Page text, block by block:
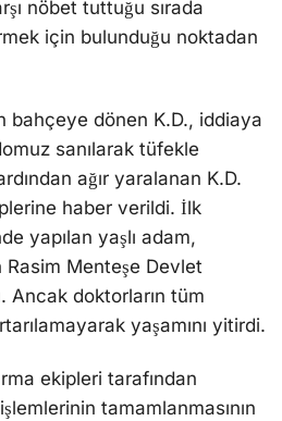
nöbet tuttuğu sırada
için bulunduğu noktadan
bahçeye dönen K.D., iddiaya
sanılarak tüfekle
ağır yaralanan K.D.
haber verildi. İlk
yapılan yaşlı adam,
Menteşe Devlet
Ancak doktorların tüm
yaşamını yitirdi.
ekipleri tarafından
tamamlanmasının